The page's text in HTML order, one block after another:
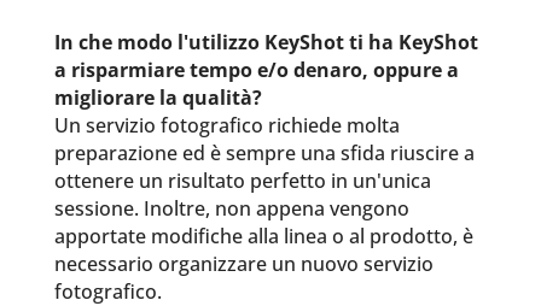
In che modo l'utilizzo KeyShot ti ha KeyShot
a risparmiare tempo e/o denaro, oppure a
migliorare la qualità?
Un servizio fotografico richiede molta
preparazione ed è sempre una sfida riuscire a
ottenere un risultato perfetto in un'unica
sessione. Inoltre, non appena vengono
apportate modifiche alla linea o al prodotto, è
necessario organizzare un nuovo servizio
fotografico.